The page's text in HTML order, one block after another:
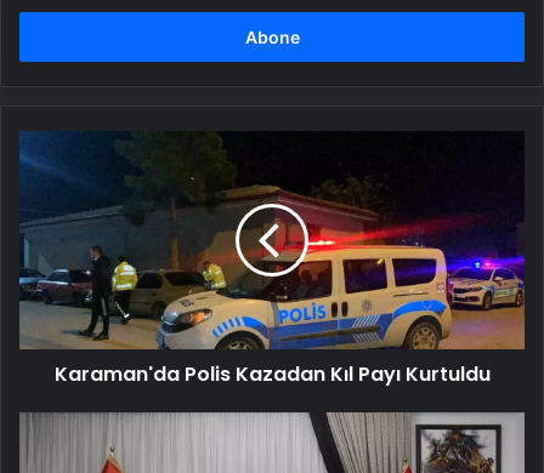
adresinizi
Polis
Kıl
Payı
Kurtuldu
Karaman'da Polis Kazadan Kıl Payı Kurtuldu
Hakan